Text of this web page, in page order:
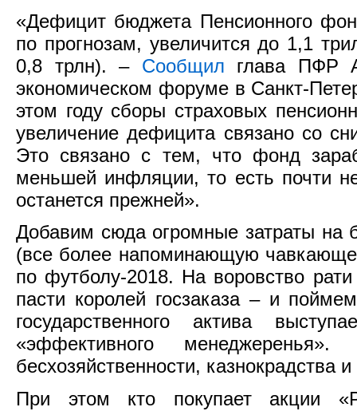
«Дефицит бюджета Пенсионного
по прогнозам, увеличится до 1,1
0,8 трлн). – Сообщил глава ПФР
экономическом форуме в Санкт-
этом году сборы страховых
увеличение дефицита связано со
Это связано с тем, что фонд
меньшей инфляции, то есть почти
останется прежней».
Добавим сюда огромные затраты на
(все более напоминающую
по футболу-2018. На воровство
пасти королей госзаказа – и
государственного актива
«эффективного
бесхозяйственности, казнокрадства
При этом кто покупает акции